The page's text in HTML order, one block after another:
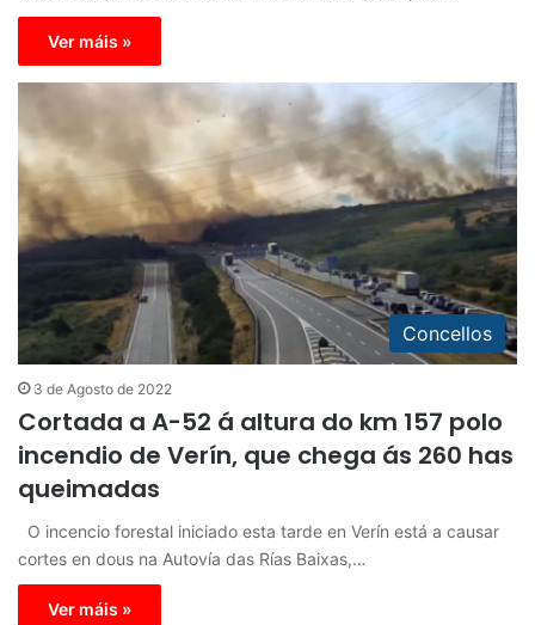
Ver máis »
Concellos
3 de Agosto de 2022
Cortada a A-52 á altura do km 157 polo
incendio de Verín, que chega ás 260 has
queimadas
O incencio forestal iniciado esta tarde en Verín está a causar
cortes en dous na Autovía das Rías Baixas,…
Ver máis »